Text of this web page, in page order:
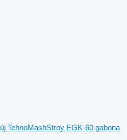
új TehnoMashStroy EGK-60 gabona